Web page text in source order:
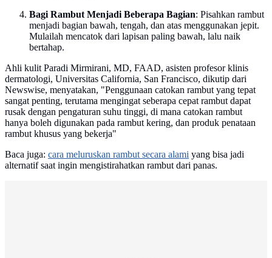
Bagi Rambut Menjadi Beberapa Bagian: Pisahkan rambut
menjadi bagian bawah, tengah, dan atas menggunakan jepit.
Mulailah mencatok dari lapisan paling bawah, lalu naik
bertahap.
Ahli kulit Paradi Mirmirani, MD, FAAD, asisten profesor klinis
dermatologi, Universitas California, San Francisco, dikutip dari
Newswise, menyatakan, "Penggunaan catokan rambut yang tepat
sangat penting, terutama mengingat seberapa cepat rambut dapat
rusak dengan pengaturan suhu tinggi, di mana catokan rambut
hanya boleh digunakan pada rambut kering, dan produk penataan
rambut khusus yang bekerja"
Baca juga: cara meluruskan rambut secara alami yang bisa jadi
alternatif saat ingin mengistirahatkan rambut dari panas.